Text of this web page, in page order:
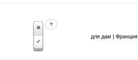
?
для дам | Франция